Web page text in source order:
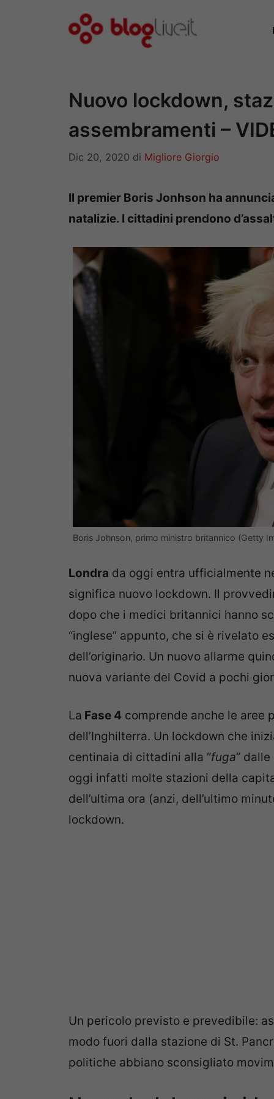
Nuovo lockdown,
assembramenti –
Dic 20, 2020 di Migliore Giorgio
Il premier Boris Jonhson ha
natalizie. I cittadini prendono
Boris Johnson, primo ministro britannico (Getty
Londra da oggi entra ufficialmente
significa nuovo lockdown. Il
dopo che i medici britannici hanno
“inglese” appunto, che si è rivelato
dell’originario. Un nuovo allarme
nuova variante del Covid a pochi
La Fase 4 comprende anche le aree
dell’Inghilterra. Un lockdown che
centinaia di cittadini alla “fuga”
oggi infatti molte stazioni della
dell’ultima ora (anzi, dell’ultimo
lockdown.
Un pericolo previsto e prevedibile:
modo fuori dalla stazione di St.
politiche abbiano sconsigliato